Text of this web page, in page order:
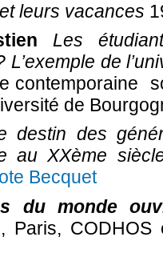
leurs vacances
Les
de
contemporaine
de
destin des
au XXème
Becquet
du monde
Paris,